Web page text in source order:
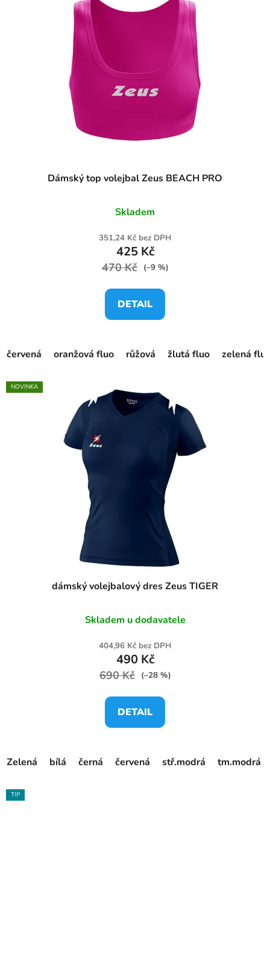
Dámský top volejbal Zeus BEACH PRO
Skladem
351,24 Kč bez DPH
425 Kč
470 Kč (–9 %)
DETAIL
červená oranžová fluo růžová žlutá fluo zelená
NOVINKA
dámský volejbalový dres Zeus TIGER
Skladem u dodavatele
404,96 Kč bez DPH
490 Kč
690 Kč (–28 %)
DETAIL
Zelená bílá černá červená stř.modrá tm.modrá
TIP